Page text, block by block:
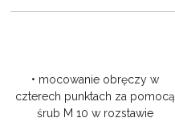
• mocowanie obręczy w
czterech punktach za pomocą
śrub M 10 w rozstawie